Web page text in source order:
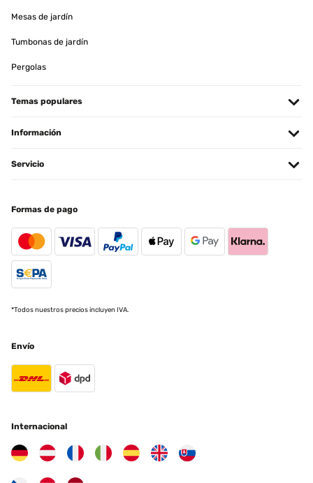
Mesas de jardín
Tumbonas de jardín
Pergolas
Temas populares
Información
Servicio
Formas de pago
*Todos nuestros precios incluyen IVA.
Envío
Internacional